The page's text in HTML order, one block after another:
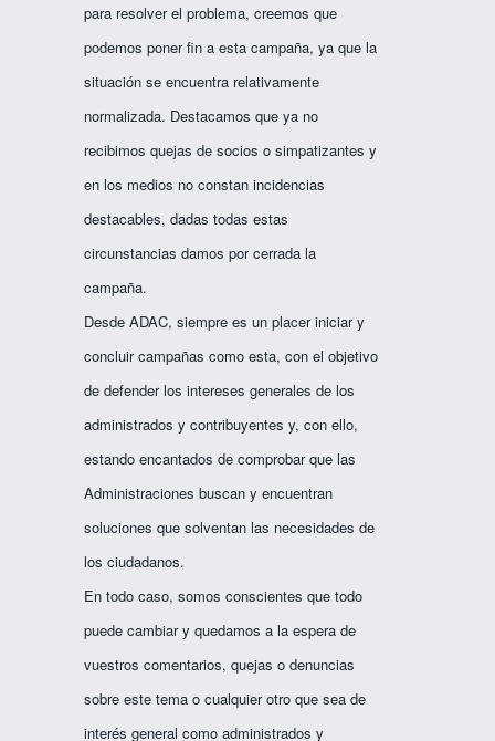
para resolver el problema, creemos que
podemos poner fin a esta campaña, ya que la
situación se encuentra relativamente
normalizada. Destacamos que ya no
recibimos quejas de socios o simpatizantes y
en los medios no constan incidencias
destacables, dadas todas estas
circunstancias damos por cerrada la
campaña.
Desde ADAC, siempre es un placer iniciar y
concluir campañas como esta, con el objetivo
de defender los intereses generales de los
administrados y contribuyentes y, con ello,
estando encantados de comprobar que las
Administraciones buscan y encuentran
soluciones que solventan las necesidades de
los ciudadanos.
En todo caso, somos conscientes que todo
puede cambiar y quedamos a la espera de
vuestros comentarios, quejas o denuncias
sobre este tema o cualquier otro que sea de
interés general como administrados y